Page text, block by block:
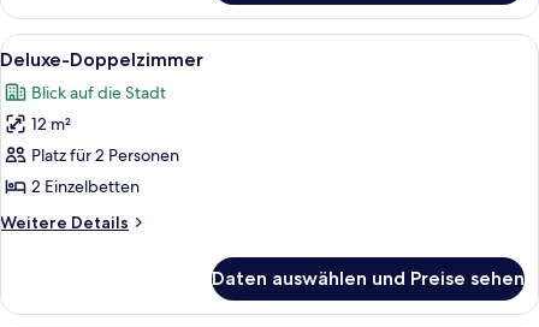
Doppelzimmer
Alle
Fotos
für
Deluxe-
Doppelzimmer
anzeigen
Ein modernes Hotelzimmer mit
17
Deluxe-Doppelzimmer
Blick auf die Stadt
12 m²
Platz für 2 Personen
2 Einzelbetten
Weitere Details
Weitere
Doppelzimmer
Daten auswählen und Preise sehen